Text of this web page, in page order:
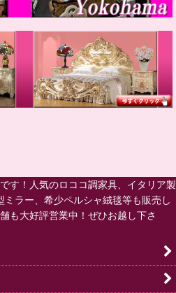
す！人気のロココ調家具、イタリア製
ラー、希少ペルシャ絨毯等も販売し
も大好評営業中！ぜひお越し下さ